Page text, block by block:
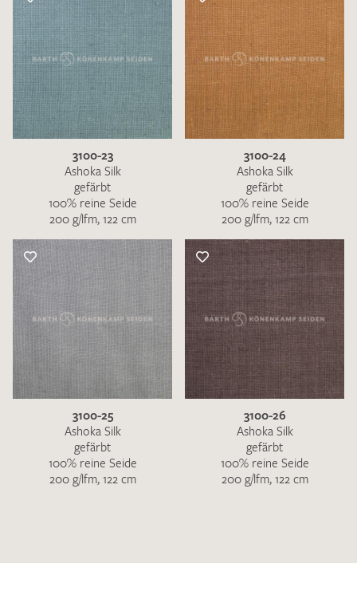
3100-23
Ashoka Silk
gefärbt
100% reine Seide
200 g/lfm, 122 cm
3100-24
Ashoka Silk
gefärbt
100% reine Seide
200 g/lfm, 122 cm
3100-25
Ashoka Silk
gefärbt
100% reine Seide
200 g/lfm, 122 cm
3100-26
Ashoka Silk
gefärbt
100% reine Seide
200 g/lfm, 122 cm